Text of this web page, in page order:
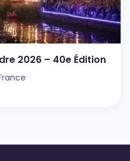
2026 – 40e Édition